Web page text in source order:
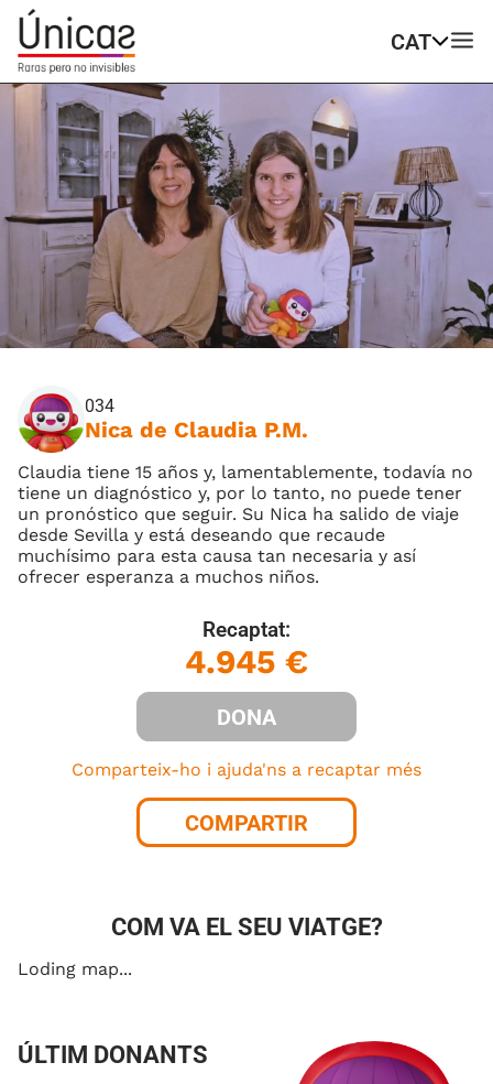
CAT
034
Nica de Claudia P.M.
Claudia tiene 15 años y, lamentablemente, todavía no
tiene un diagnóstico y, por lo tanto, no puede tener
un pronóstico que seguir. Su Nica ha salido de viaje
desde Sevilla y está deseando que recaude
muchísimo para esta causa tan necesaria y así
ofrecer esperanza a muchos niños.
Recaptat:
4.945 €
DONA
Comparteix-ho i ajuda'ns a recaptar més
COMPARTIR
COM VA EL SEU VIATGE?
Loding map...
ÚLTIM DONANTS